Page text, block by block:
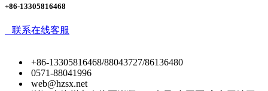
+86-13305816468
联系在线客服
+86-13305816468/88043727/86136480
0571-88041996
web@hzsx.net